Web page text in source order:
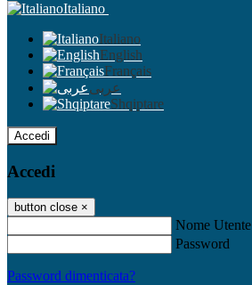
Italiano
Italiano
English
Français
عربى
Shqiptare
Accedi
Accedi
button close ×
Nome Utente
Password
Password dimenticata?